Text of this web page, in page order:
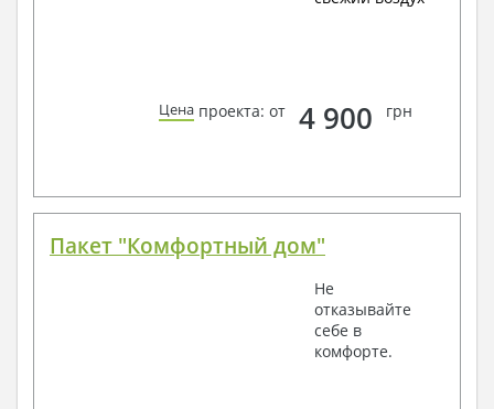
Цена проекта: от 4 900 грн
Пакет "Комфортный дом"
Не
отказывайте
себе в
комфорте.